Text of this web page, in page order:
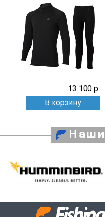
13 100 р.
В корзину